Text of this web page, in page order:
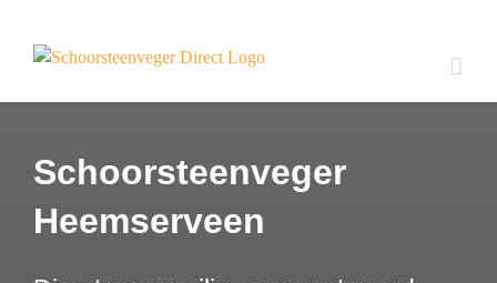
inhoud
Schoorsteenveger
Heemserveen